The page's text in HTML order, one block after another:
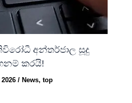
අන්තර්ජාල සූදු
කරයි!
2026/ News,top